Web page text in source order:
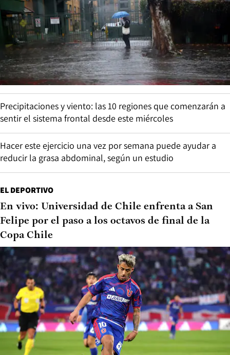
Precipitaciones y viento: las 10 regiones que comenzarán a
sentir el sistema frontal desde este miércoles
Hacer este ejercicio una vez por semana puede ayudar a
reducir la grasa abdominal, según un estudio
EL DEPORTIVO
En vivo: Universidad de Chile enfrenta a San
Felipe por el paso a los octavos de final de la
Copa Chile